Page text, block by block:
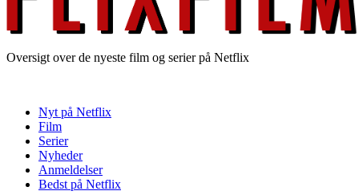
Oversigt over de nyeste film og serier på Netflix
Nyt på Netflix
Film
Serier
Nyheder
Anmeldelser
Bedst på Netflix